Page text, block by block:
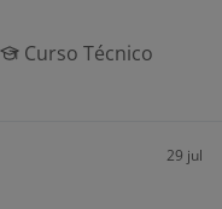
Curso Técnico
29 jul